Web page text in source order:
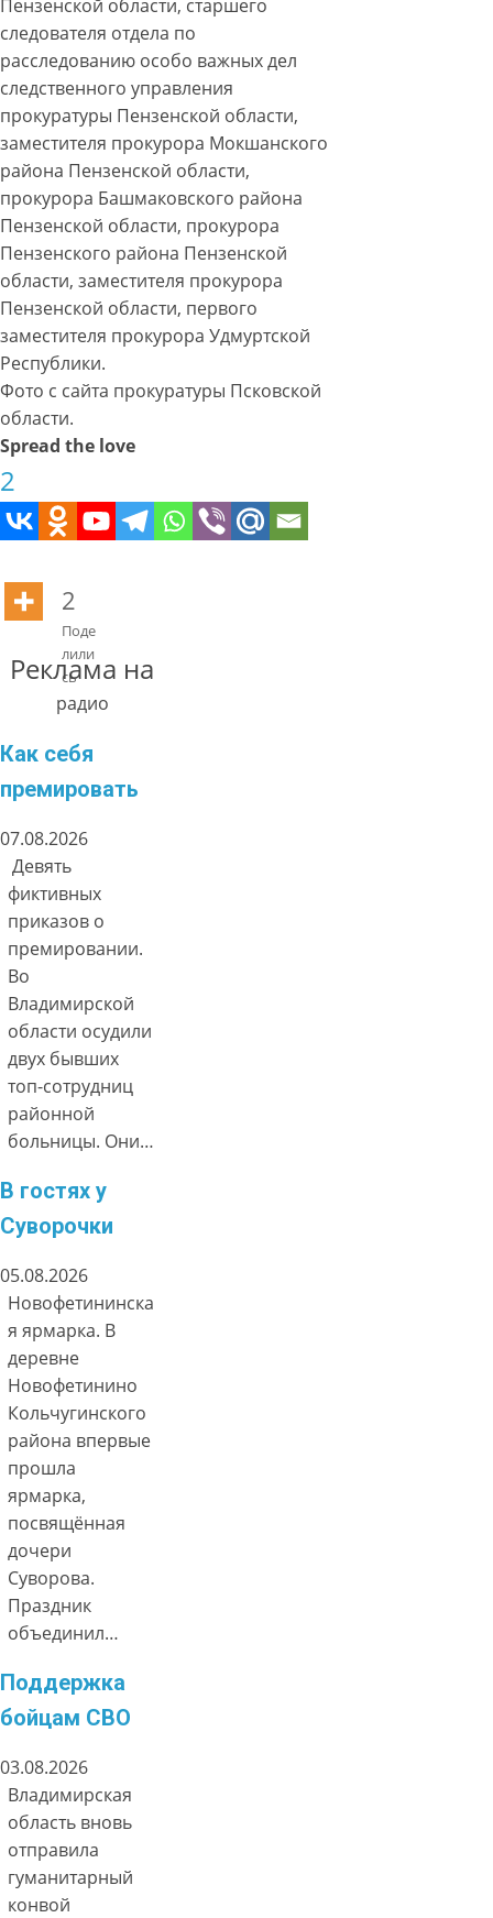
Пензенской области, старшего
следователя отдела по
расследованию особо важных дел
следственного управления
прокуратуры Пензенской области,
заместителя прокурора Мокшанского
района Пензенской области,
прокурора Башмаковского района
Пензенской области, прокурора
Пензенского района Пензенской
области, заместителя прокурора
Пензенской области, первого
заместителя прокурора Удмуртской
Республики.
Фото с сайта прокуратуры Псковской
области.
Spread the love
2
2
Поде
лили
сь
Реклама на
радио
Как себя
премировать
07.08.2026
Девять
фиктивных
приказов о
премировании.
Во
Владимирской
области осудили
двух бывших
топ-сотрудниц
районной
больницы. Они…
В гостях у
Суворочки
05.08.2026
Новофетининска
я ярмарка. В
деревне
Новофетинино
Кольчугинского
района впервые
прошла
ярмарка,
посвящённая
дочери
Суворова.
Праздник
объединил…
Поддержка
бойцам СВО
03.08.2026
Владимирская
область вновь
отправила
гуманитарный
конвой